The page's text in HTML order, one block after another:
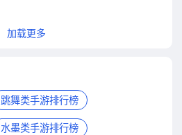
加载更多
跳舞类手游排行榜
水墨类手游排行榜